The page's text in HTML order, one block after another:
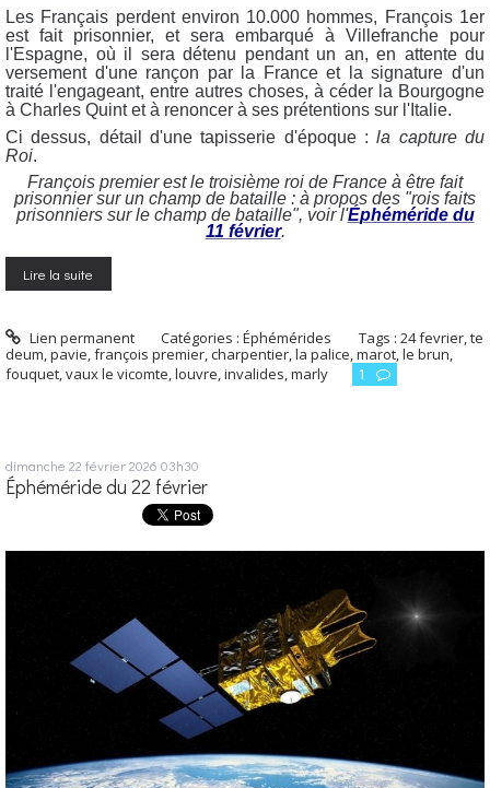
Les Français perdent environ 10.000 hommes, François 1er
est fait prisonnier, et sera embarqué à Villefranche pour
l'Espagne, où il sera détenu pendant un an, en attente du
versement d'une rançon par la France et la signature d'un
traité l'engageant, entre autres choses, à céder la Bourgogne
à Charles Quint et à renoncer à ses prétentions sur l'Italie.
Ci dessus, détail d'une tapisserie d'époque :la capture du
Roi.
François premier est le troisième roi de France à être fait
prisonnier sur un champ de bataille : à propos des "rois faits
prisonniers sur le champ de bataille", voir l'Éphéméride du
11 février.
Lire la suite
Lien permanent Catégories :Éphémérides Tags :24 fevrier,te
deum,pavie,françois premier,charpentier,la palice,marot,le brun,
fouquet,vaux le vicomte,louvre,invalides,marly 1
dimanche 22 février 2026 03h30
Éphéméride du 22 février